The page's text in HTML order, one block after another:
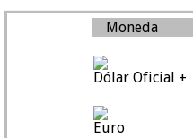
Moneda
Dólar Oficial +
Euro